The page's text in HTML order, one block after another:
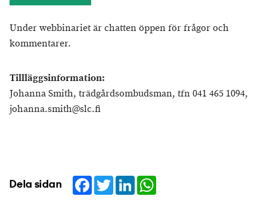
Under webbinariet är chatten öppen för frågor och
kommentarer.
Tillläggsinformation:
Johanna Smith, trädgårdsombudsman, tfn 041 465 1094,
johanna.smith@slc.fi
Dela sidan Facebook
TwitterLinkedIn